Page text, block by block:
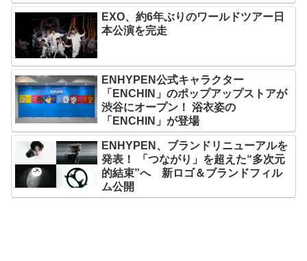
EXO、約6年ぶりのワールドツアー日
本公演を完走
ENHYPEN公式キャラクター
「ENCHIN」のポップアップストアが
渋谷にオープン！ 浴衣姿の
「ENCHIN」が登場
ENHYPEN、ブランドリニューアルを
発表！ 「つながり」を超えた“多次元
的結束”へ 新ロゴ＆ブランドフィル
ム公開